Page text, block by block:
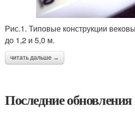
Рис.1. Типовые конструкции
до 1,2 и 5,0 м.
читать дальше →
Последние обновления